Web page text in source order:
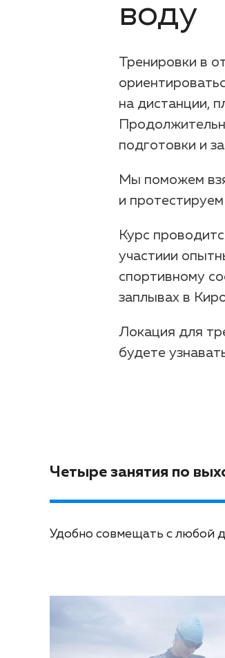
воду
Тренировки в
на дистанции,
подготовки и
Мы поможем
и
Курс
участиии
спортивному
заплывах в
Локация для
будете
Четыре занятия по
Удобно совмещать с любой